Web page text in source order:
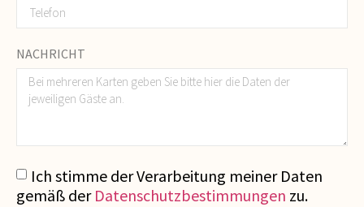
NACHRICHT
Ich stimme der Verarbeitung meiner Daten
gemäß der Datenschutzbestimmungen zu.